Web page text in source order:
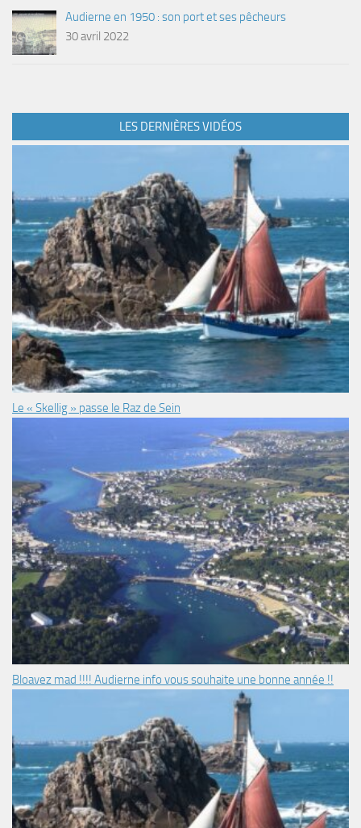
Audierne en 1950 : son port et ses pêcheurs
30 avril 2022
LES DERNIÈRES VIDÉOS
Le « Skellig » passe le Raz de Sein
Bloavez mad !!!! Audierne info vous souhaite une bonne année !!